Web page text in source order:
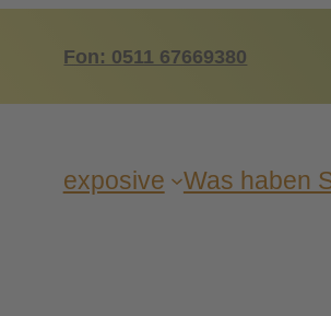
Fon: 0511 67669380
expo­si­ve Was haben